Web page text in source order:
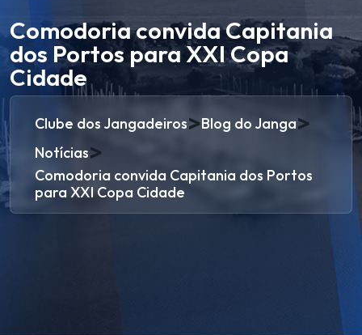
Comodoria convida Capitania
dos Portos para XXI Copa
Cidade
Clube dos Jangadeiros>Blog do Janga>
Notícias>
Comodoria convida Capitania dos Portos
para XXI Copa Cidade